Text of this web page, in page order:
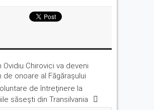
Ovidiu Chirovici va deveni
de onoare al Făgăraşului
de întreţinere la
săseşti din Transilvania